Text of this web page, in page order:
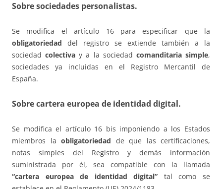
Sobre sociedades personalistas.
Se modifica el artículo 16 para especificar que la
obligatoriedad del registro se extiende también a la
sociedadcolectiva y a la sociedad comanditaria simple,
sociedades ya incluidas en el Registro Mercantil de
España.
Sobre cartera europea de identidad digital.
Se modifica el artículo 16 bis imponiendo a los Estados
miembros la obligatoriedad de que las certificaciones,
notas simples del Registro y demás información
suministrada por él, sea compatible con la llamada
“cartera europea de identidad digital” tal como se